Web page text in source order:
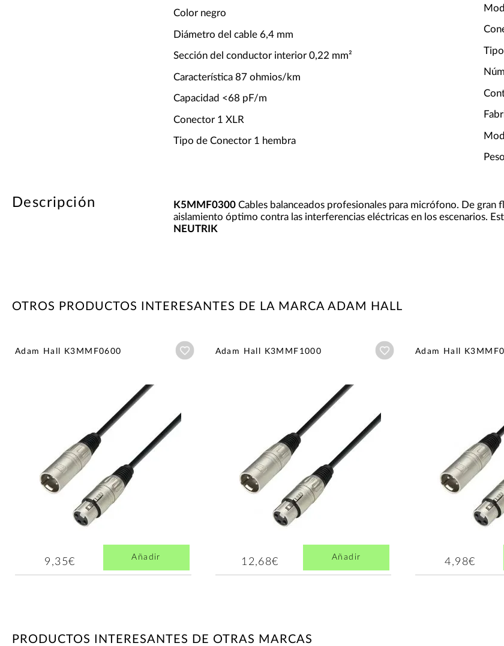
Color negro
Diámetro del cable 6,4 mm
Sección del conductor interior 0,22 mm²
Característica 87 ohmios/km
Capacidad <68 pF/m
Conector 1 XLR
Tipo de Conector 1 hembra
Descripción K5MMF0300Cables balanceados profesionales para micrófono. De
aislamiento óptimo contra las interferencias eléctricas en los escenarios.
NEUTRIK
OTROS PRODUCTOS INTERESANTES DE LA MARCA ADAM HALL
Adam Hall K3MMF0600 Añadir a wishlist
9,35€ Añadir
Adam Hall K3MMF1000 Añadir a wishlist
12,68€ Añadir
Adam Hall
4,98€
PRODUCTOS INTERESANTES DE OTRAS MARCAS